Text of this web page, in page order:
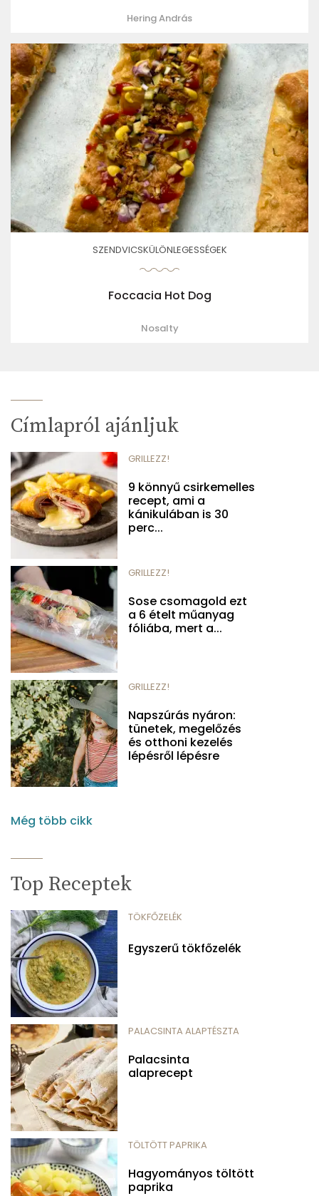
Hering András
SZENDVICSKÜLÖNLEGESSÉGEK
Foccacia Hot Dog
Nosalty
Címlapról ajánljuk
GRILLEZZ!
9 könnyű csirkemelles
recept, ami a
kánikulában is 30
perc...
GRILLEZZ!
Sose csomagold ezt
a 6 ételt műanyag
fóliába, mert a...
GRILLEZZ!
Napszúrás nyáron:
tünetek, megelőzés
és otthoni kezelés
lépésről lépésre
Még több cikk
Top Receptek
TÖKFŐZELÉK
Egyszerű tökfőzelék
PALACSINTA ALAPTÉSZTA
Palacsinta
alaprecept
TÖLTÖTT PAPRIKA
Hagyományos töltött
paprika